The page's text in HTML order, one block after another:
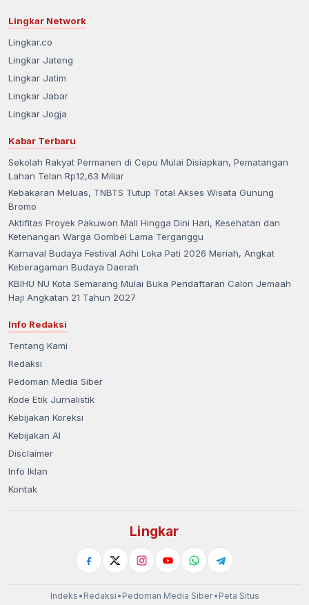
Lingkar Network
Lingkar.co
Lingkar Jateng
Lingkar Jatim
Lingkar Jabar
Lingkar Jogja
Kabar Terbaru
Sekolah Rakyat Permanen di Cepu Mulai Disiapkan, Pematangan
Lahan Telan Rp12,63 Miliar
Kebakaran Meluas, TNBTS Tutup Total Akses Wisata Gunung
Bromo
Aktifitas Proyek Pakuwon Mall Hingga Dini Hari, Kesehatan dan
Ketenangan Warga Gombel Lama Terganggu
Karnaval Budaya Festival Adhi Loka Pati 2026 Meriah, Angkat
Keberagaman Budaya Daerah
KBIHU NU Kota Semarang Mulai Buka Pendaftaran Calon Jemaah
Haji Angkatan 21 Tahun 2027
Info Redaksi
Tentang Kami
Redaksi
Pedoman Media Siber
Kode Etik Jurnalistik
Kebijakan Koreksi
Kebijakan AI
Disclaimer
Info Iklan
Kontak
Lingkar
Indeks • Redaksi • Pedoman Media Siber• Peta Situs